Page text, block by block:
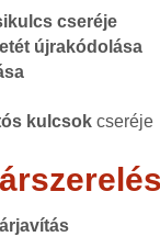
cseréje
újrakódolása
kulcsok cseréje